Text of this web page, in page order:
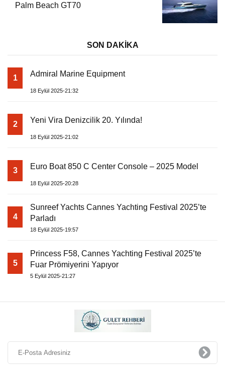
Palm Beach GT70
SON DAKİKA
1 Admiral Marine Equipment
18 Eylül 2025-21:32
2 Yeni Vira Denizcilik 20. Yılında!
18 Eylül 2025-21:02
3 Euro Boat 850 C Center Console – 2025 Model
18 Eylül 2025-20:28
4
Sunreef Yachts Cannes Yachting Festival 2025’te
Parladı
18 Eylül 2025-19:57
5
Princess F58, Cannes Yachting Festival 2025’te
Fuar Prömiyerini Yapıyor
5 Eylül 2025-21:27